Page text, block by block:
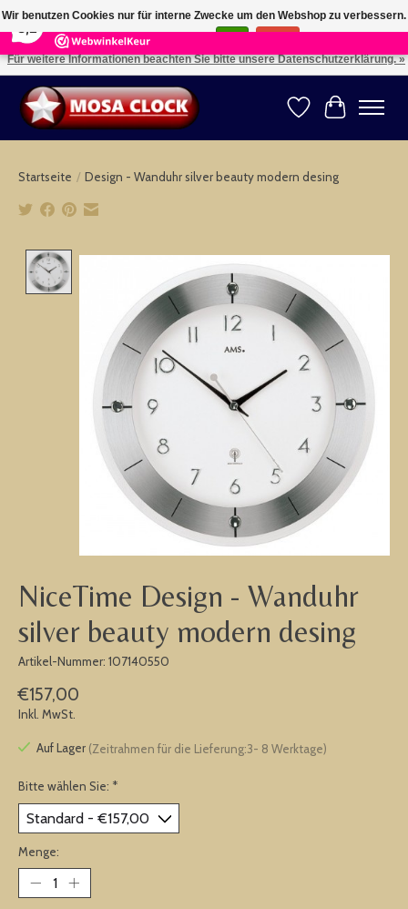
164 Reviews ×
Kies uw taal: NL -- Wählen Sie ihre Sprache: DE -- Choose your language: EN ⇓ ⇒
Wunschzettel
Ihr
Startseite / Design - Wanduhr silver beauty modern desing
Product image slideshow Items
NiceTime Design - Wanduhr
silver beauty modern desing
Artikel-Nummer: 107140550
€157,00
Inkl. MwSt.
Auf Lager (Zeitrahmen für die Lieferung:3- 8 Werktage)
Bitte wählen Sie: *
Menge:
Wir benutzen Cookies nur für interne Zwecke um den Webshop zu verbessern.
Ist das in Ordnung?
Für weitere Informationen beachten Sie bitte unsere Datenschutzerklärung. »